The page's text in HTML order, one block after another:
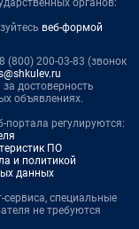
органов:
веб-формой
(800) 200-03-83 (звонок
за достоверность
объявлениях.
портала регулируются:
ПО
и политикой
данных
сервиса, специальные
не требуются